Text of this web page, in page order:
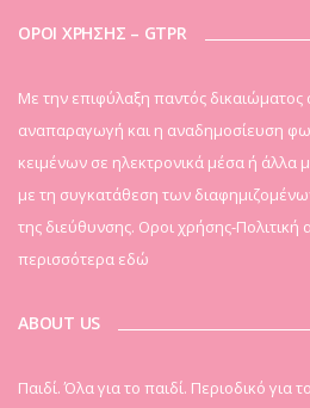
ΟΡΟΙ ΧΡΗΣΗΣ – GTPR
Mε την επιφύλαξη παντός
αναπαραγωγή και η αναδημοσίευση
κειμένων σε ηλεκτρονικά μέσα ή άλλα
με τη συγκατάθεση των
της διεύθυνσης. Οροι χρήσης-
περισσότερα εδώ
ABOUT US
Παιδί. Όλα για το παιδί. Περιοδικό για